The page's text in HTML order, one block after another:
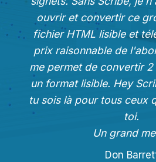
ouvrir et convertir ce
fichier HTML lisible et
prix raisonnable de
me permet de convertir
un format lisible. Hey
tu sois là pour tous ceux
toi.
Un grand
Don